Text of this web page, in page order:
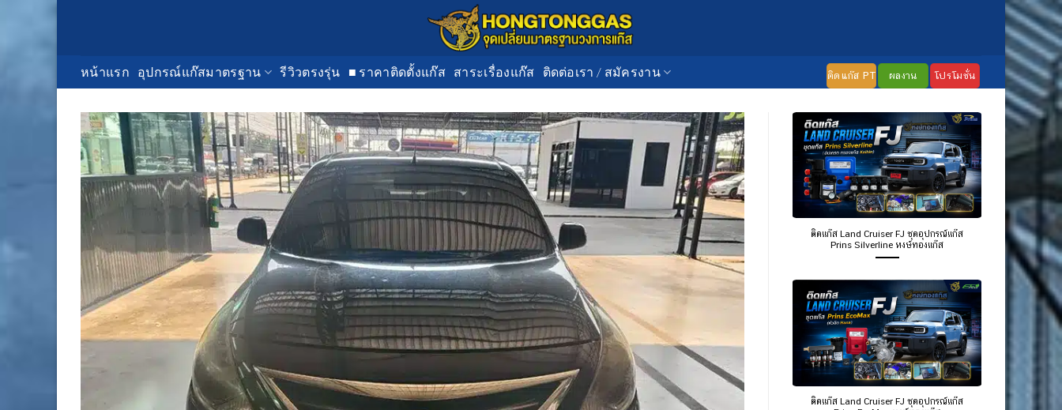
หน้าแรก
อุปกรณ์แก๊สมาตรฐาน รีวิวตรงรุ่น ■ ราคาติดตั้งแก๊ส สาระเรื่องแก๊ส ติดต่อเรา / สมัครงาน ติดแก๊ส PT ผลงาน โปรโมชั่น
ติดแก๊ส Land Cruiser FJ ชุดอุปกรณ์แก๊ส
Prins Silverline หงษ์ทองแก๊ส
ติดแก๊ส Land Cruiser FJ ชุดอุปกรณ์แก๊ส